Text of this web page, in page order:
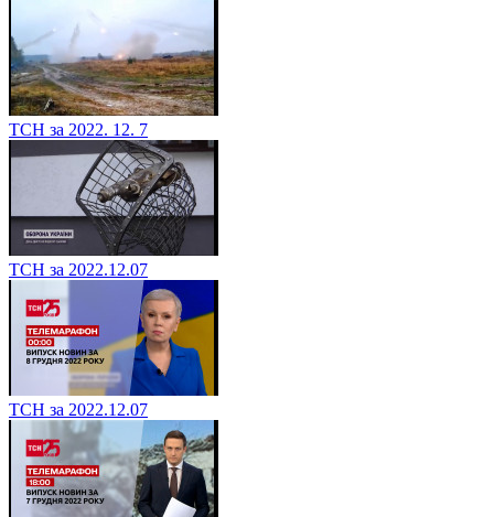
ТСН за 2022. 12. 7
ТСН за 2022.12.07
ТСН за 2022.12.07